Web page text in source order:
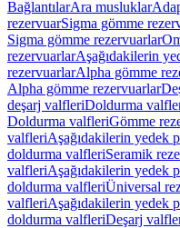
BağlantılarAra musluklar
rezervuarSigma gömme
Sigma gömme rezervuarlar
rezervuarlarAşağıdakilerin
rezervuarlarAlpha gömme
Alpha gömme rezervuarlar
deşarj valfleriDoldurma
Doldurma valfleriGömme
valfleriAşağıdakilerin yedek
doldurma valfleriSeramik
valfleriAşağıdakilerin yedek
doldurma valfleriÜniversal
valfleriAşağıdakilerin yedek
doldurma valfleriDeşarj